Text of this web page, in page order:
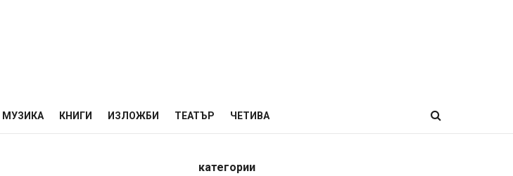
МУЗИКА КНИГИ ИЗЛОЖБИ ТЕАТЪР ЧЕТИВА
категории